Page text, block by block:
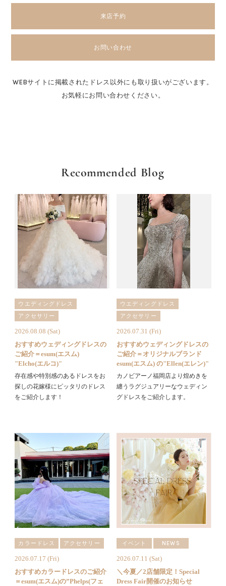
来店予約
お問い合わせ
WEBサイトに掲載されたドレス以外にも取り扱いがございます。
お気軽にお問い合わせください。
Recommended Blog
ウエディングドレス
アクセサリー
2026.08.08 (Sat)
おすすめウェディングドレスの
ご紹介＝esum(エスム)
"Elcho(エルコ)"
存在感や特別感のあるドレスをお
探しの花嫁様にピッタリのドレス
をご紹介します！
ウエディングドレス
アクセサリー
2026.07.31 (Fri)
おすすめウェディングドレスの
ご紹介＝オリジナルブランド
esum(エスム) の"Ellen(エレン)"
カノビアーノ福岡店より煌めきを
纏うラグジュアリーなウェディン
グドレスをご紹介します。
カラードレス アクセサリー
2026.07.17 (Fri)
おすすめカラードレスのご紹介
＝esum(エスム)の”Phelps(フェ
イベント NEWS
2026.07.11 (Sat)
＼今夏／2店舗限定！Special
Dress Fair開催のお知らせ